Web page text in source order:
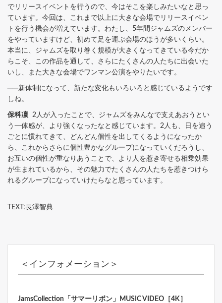
でリリースイベントを行うので、今はそこを楽しみたいなと思っ
ています。今回は、これまで以上に大きな会場でリリースイベン
トを行う機会が増えています。わたし、5年間ジャムズのメンバー
をやっていますけど、初めて足を運ぶ会場のほうが多いくらい。
本当に、ジャムズを取り巻く規模が大きくなってきている今だか
らこそ、この作品を通して、さらにたくさんの人たちに出会いた
いし、また大きな会場でワンマン公演をやりたいです。
──新体制になって、新たな変化もいろいろと感じているようです
しね。
保科凜 2人が入ったことで、ジャムズをみんなで支えあおうとい
う一体感が、より強くなったなと感じています。2人も、日を追う
ごとに慣れてきて、どんどん個性を出してくるようになったか
ら、これからさらに個性豊かなグループになっていくだろうし、
お互いの個性が重なりあうことで、より人を惹き寄せる相乗効果
が生まれているから、その魅力でたくさんの人たちを惹きつけら
れるグループになっていけたらなと思っています。
TEXT:長澤智典
＜インフォメーション＞
JamsCollection「サマーリボン」MUSIC VIDEO［4K］